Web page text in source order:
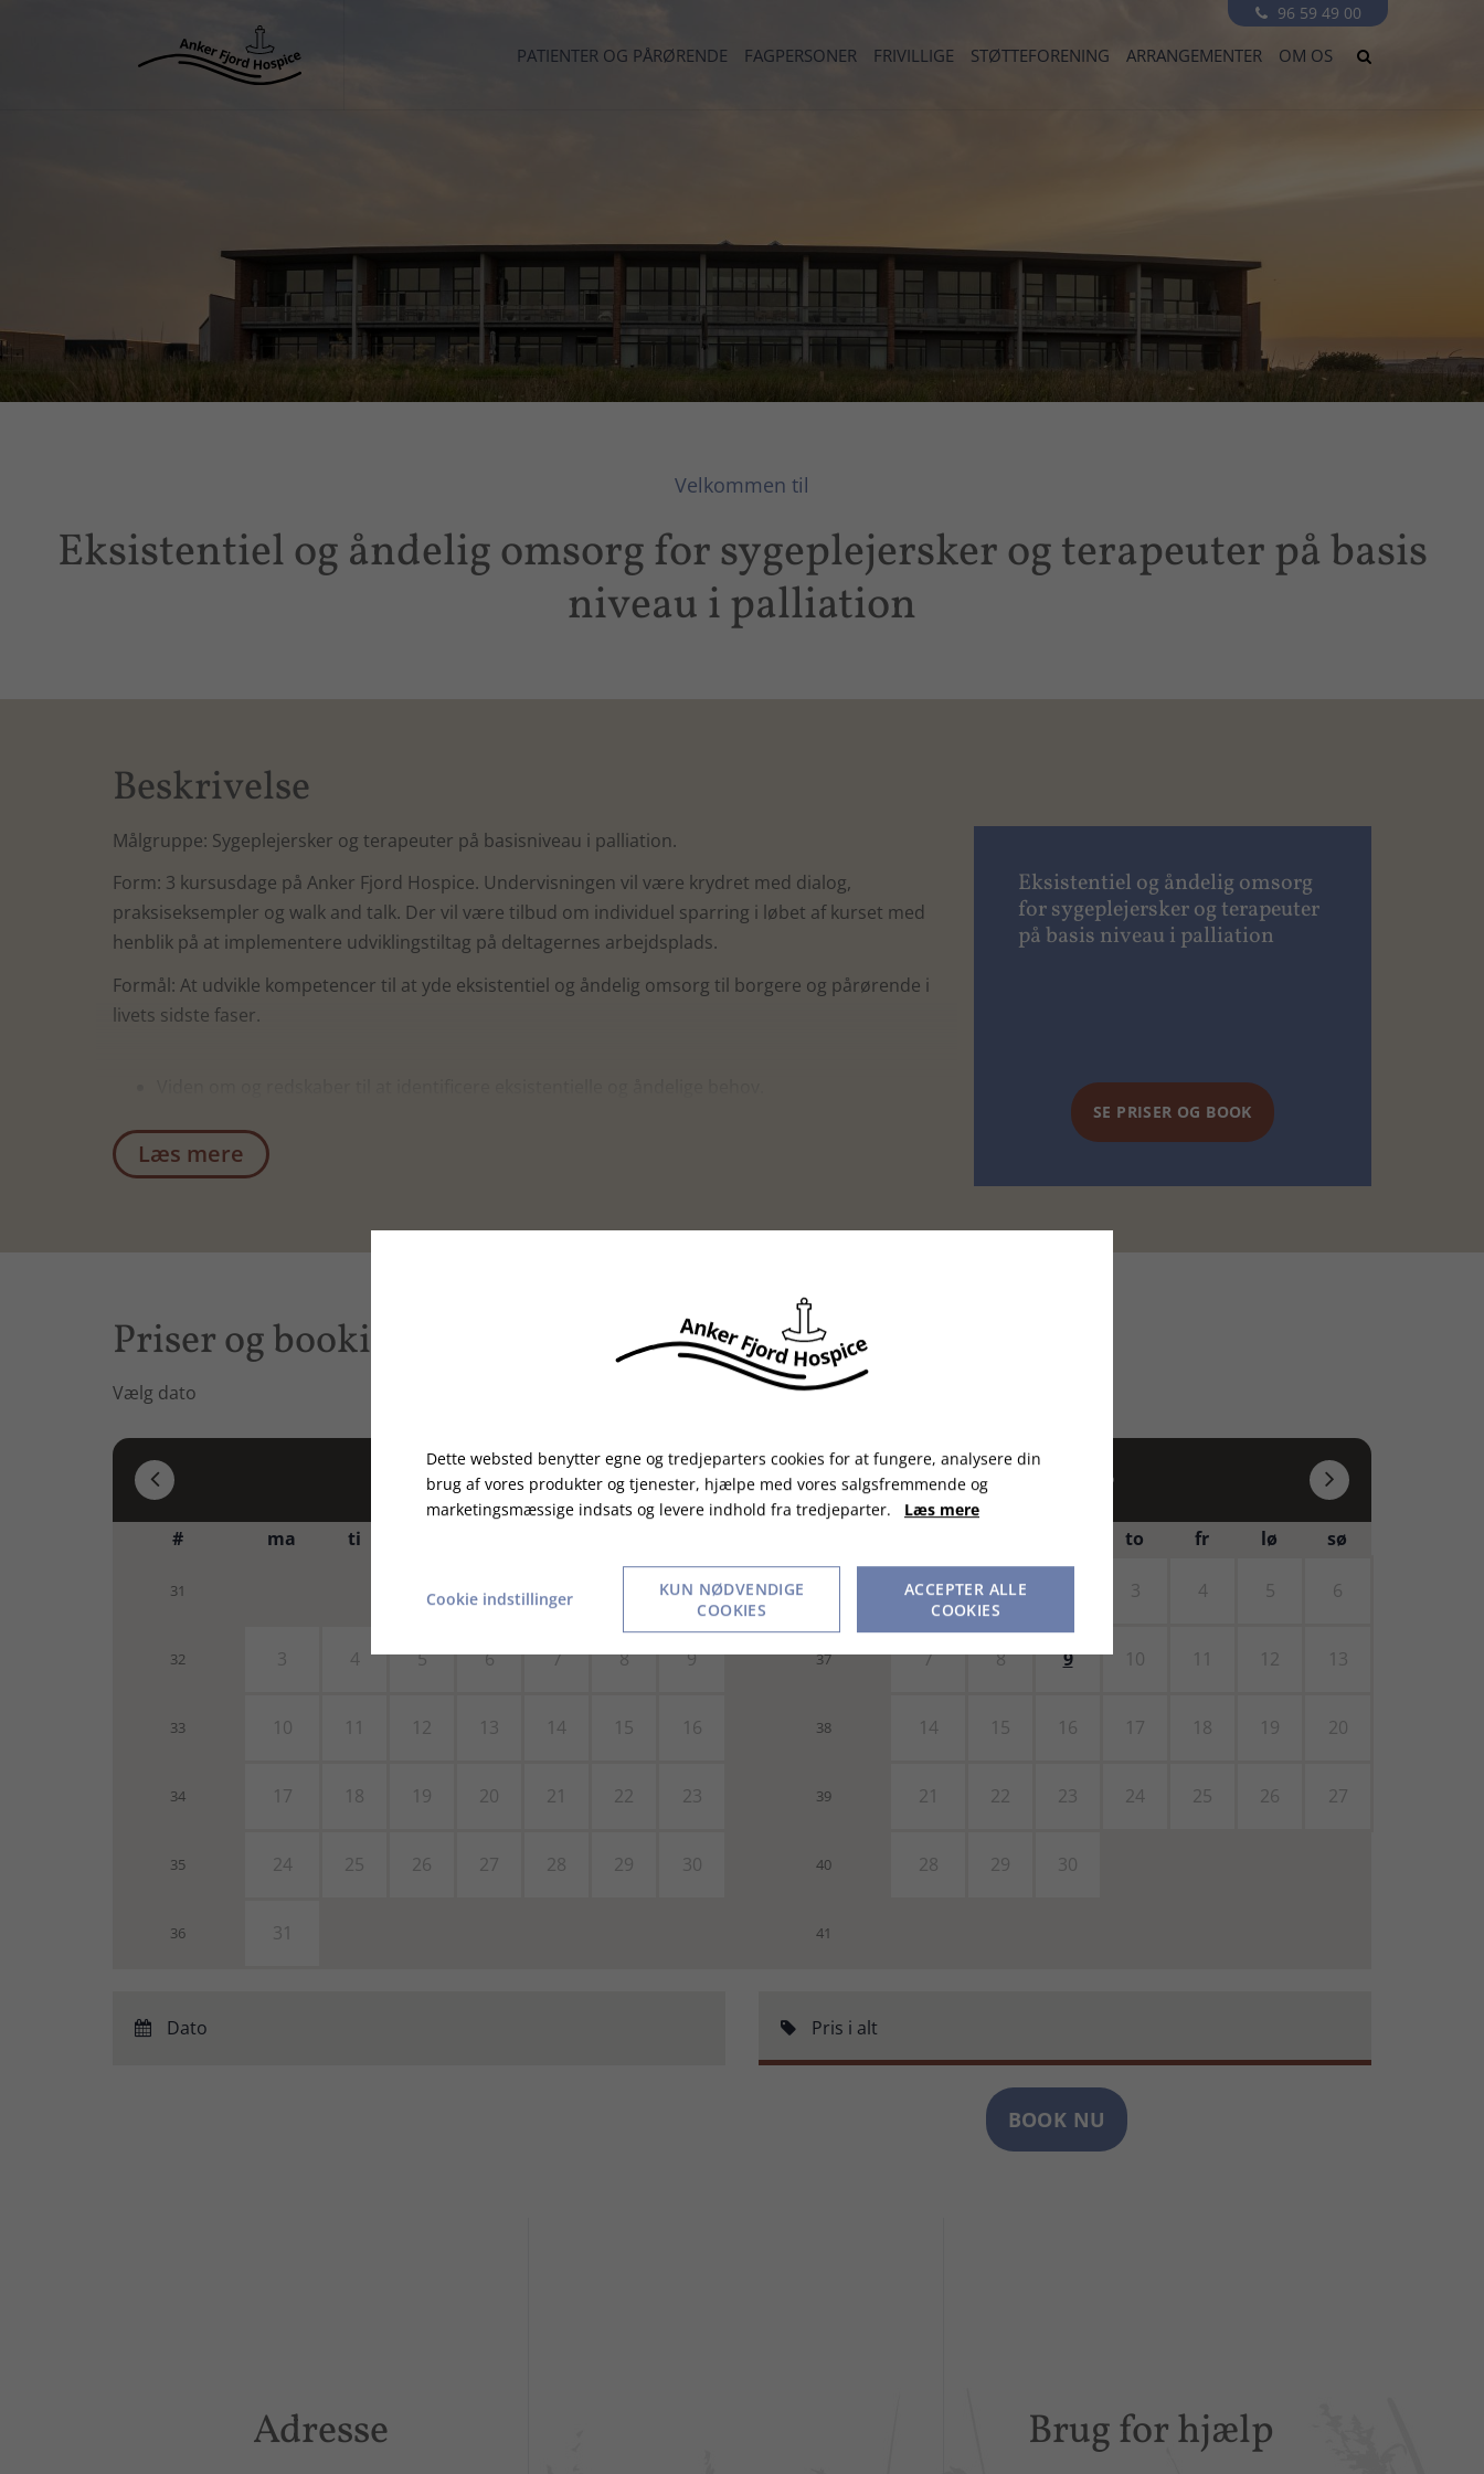
 96 59 49 00
PATIENTER OG PÅRØRENDE FAGPERSONER FRIVILLIGE STØTTEFORENING ARRANGEMENTER OM OS 
Velkommen til
Eksistentiel og åndelig omsorg for sygeplejersker og terapeuter på basis
niveau i palliation
Beskrivelse
Målgruppe: Sygeplejersker og terapeuter på basisniveau i palliation.
Form: 3 kursusdage på Anker Fjord Hospice. Undervisningen vil være krydret med dialog,
praksiseksempler og walk and talk. Der vil være tilbud om individuel sparring i løbet af kurset med
henblik på at implementere udviklingstiltag på deltagernes arbejdsplads.
Formål: At udvikle kompetencer til at yde eksistentiel og åndelig omsorg til borgere og pårørende i
livets sidste faser.
Øget viden om og bevidsthed om relationens og livshistoriens betydning.
Læs mere
Eksistentiel og åndelig omsorg
for sygeplejersker og terapeuter
på basis niveau i palliation
SE PRISER OG BOOK
Priser og booking
Vælg dato
 August 2026 
September 2026
# ma ti
31 2
32 3 4 5 6 7 8 9
33 10 11 12 13 14 15 16
34 17 18 19 20 21 22 23
35 24 25 26 27 28 29 30
36 31
to fr lø sø
1 3 4 5 6
37 7 8 9 10 11 12 13
38 14 15 16 17 18 19 20
39 21 22 23 24 25 26 27
40 28 29 30
41
 Dato  Pris i alt
BOOK NU
Adresse Brug for hjælp
Dette websted benytter egne og tredjeparters cookies for at fungere, analysere din
brug af vores produkter og tjenester, hjælpe med vores salgsfremmende og
marketingsmæssige indsats og levere indhold fra tredjeparter. Læs mere
Cookie indstillinger
KUN NØDVENDIGE
COOKIES
ACCEPTER ALLE
COOKIES